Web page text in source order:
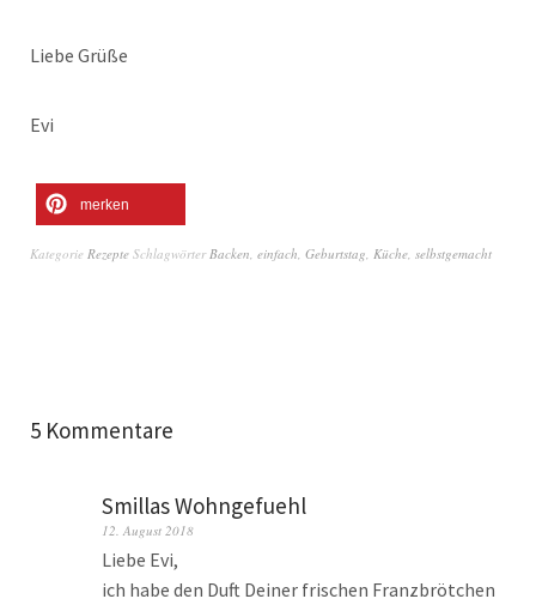
Liebe Grüße
Evi
merken
Kategorie Rezepte SchlagwörterBacken, einfach, Geburtstag, Küche, selbstgemacht
5 Kommentare
Smillas Wohngefuehl
12. August 2018
Liebe Evi,
ich habe den Duft Deiner frischen Franzbrötchen